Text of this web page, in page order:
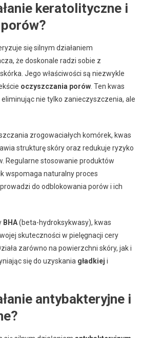
keratolityczne i
się silnym działaniem
że doskonale radzi sobie z
Jego właściwości są niezwykle
oczyszczania porów. Ten kwas
eliminując nie tylko zanieczyszczenia, ale
zrogowaciałych komórek, kwas
strukturę skóry oraz redukuje ryzyko
Regularne stosowanie produktów
wspomaga naturalny proces
do odblokowania porów i ich
BHA(beta-hydroksykwasy), kwas
skuteczności w pielęgnacji cery
zarówno na powierzchni skóry, jak i
się do uzyskania gładkiej i
antybakteryjne i